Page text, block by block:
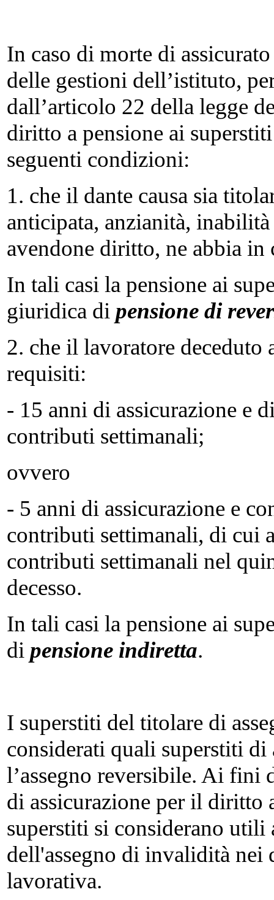
In caso di morte di
delle gestioni dell’istituto,
dall’articolo 22 della legge
diritto a pensione ai
seguenti condizioni:
1. che il dante causa sia
anticipata, anzianità,
avendone diritto, ne abbia
In tali casi la pensione ai
giuridica di pensione di
2. che il lavoratore deceduto
requisiti:
- 15 anni di assicurazione e
contributi settimanali;
ovvero
- 5 anni di assicurazione e
contributi settimanali, di cui
contributi settimanali nel
decesso.
In tali casi la pensione ai
di pensione indiretta.
I superstiti del titolare di
considerati quali superstiti di
l’assegno reversibile. Ai fini
di assicurazione per il diritto
superstiti si considerano
dell'assegno di invalidità nei
lavorativa.